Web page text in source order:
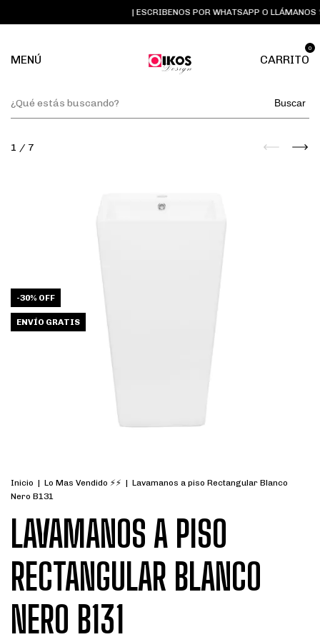
| ESCRIBENOS POR WHATSAPP O
MENÚ CARRITO
0
Buscar
1 / 7
-30% OFF
ENVÍO GRATIS
Inicio | Lo Mas Vendido ⚡⚡ | Lavamanos a piso Rectangular Blanco
Nero B131
LAVAMANOS A PISO
RECTANGULAR BLANCO
NERO B131